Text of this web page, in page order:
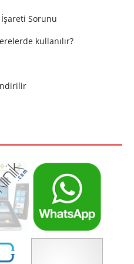
İşareti Sorunu
kullanılır?